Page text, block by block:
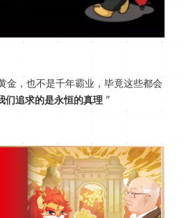
金，也不是千年霸业，毕竟这些都会
们追求的是永恒的真理 ”